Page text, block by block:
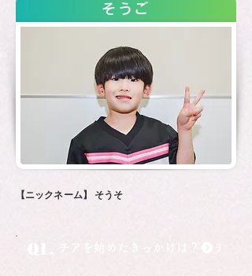
そうご
【ニックネーム】 そうそ